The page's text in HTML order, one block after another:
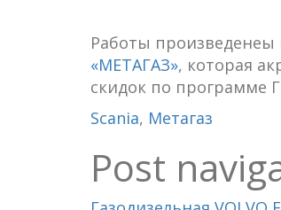
Работы
«МЕТАГАЗ», которая
скидок по программе
Scania, Метагаз
Post